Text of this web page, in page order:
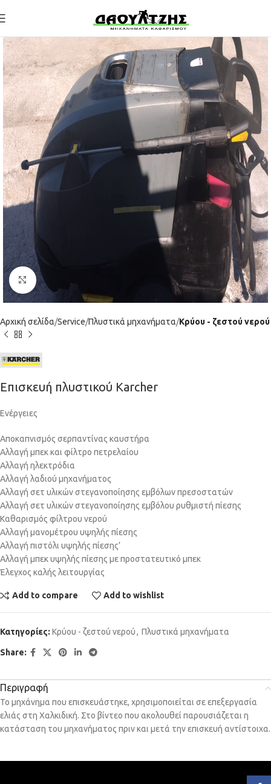
Click to enlarge
Αρχική σελίδα Service Πλυστικά μηχανήματα Κρύου - ζεστού νερού
Επισκευή πλυστικού Karcher
Ενέργειες
Αποκαπνισμός σερπαντίνας καυστήρα
Αλλαγή μπεκ και φίλτρο πετρελαίου
Αλλαγή ηλεκτρόδια
Αλλαγή λαδιού μηχανήματος
Αλλαγή σετ υλικών στεγανοποίησης εμβόλων πρεσοστατών
Αλλαγή σετ υλικών στεγανοποίησης εμβόλου ρυθμιστή πίεσης
Καθαρισμός φίλτρου νερού
Αλλαγή μανομέτρου υψηλής πίεσης
Αλλαγή πιστόλι υψηλής πίεσης’
Αλλαγή μπεκ υψηλής πίεσης με προστατευτικό μπεκ
Έλεγχος καλής λειτουργίας
Add to compare Add to wishlist
Κατηγορίες: Κρύου - ζεστού νερού, Πλυστικά μηχανήματα
Share:
Περιγραφή
Το μηχάνημα που επισκευάστηκε, χρησιμοποιείται σε επεξεργασία
ελιάς στη Χαλκιδική. Στο βίντεο που ακολουθεί παρουσιάζεται η
κατάσταση του μηχανήματος πριν και μετά την επισκευή αντίστοιχα.